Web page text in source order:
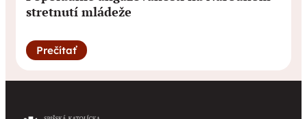
stretnutí mládeže
Prečítať